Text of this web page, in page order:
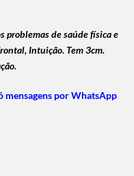
problemas de saúde física e
Intuição. Tem 3cm.
mensagens por WhatsApp